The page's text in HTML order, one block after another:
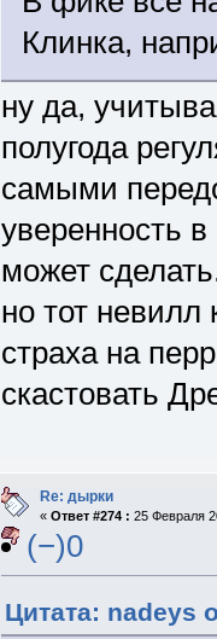
Клинка,
ну да,
полугода
самыми
уверенность
может
но тот невилл
страха на
скастовать
Re: дырки
« Ответ #274 : 25 Февраля
(−)0
Цитата: nadeys